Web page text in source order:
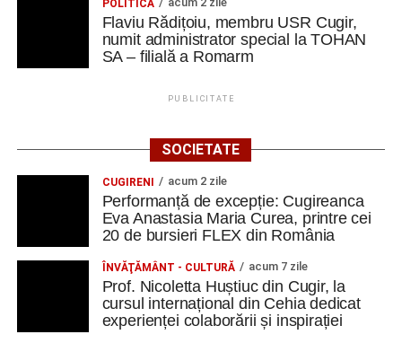
POLITICĂ
Flaviu Rădițoiu, membru USR Cugir,
numit administrator special la TOHAN
SA – filială a Romarm
PUBLICITATE
SOCIETATE
CUGIRENI acum 2 zile
Performanță de excepție: Cugireanca
Eva Anastasia Maria Curea, printre cei
20 de bursieri FLEX din România
ÎNVĂŢĂMÂNT - CULTURĂ acum 7 zile
Prof. Nicoletta Huștiuc din Cugir, la
cursul internațional din Cehia dedicat
experienței colaborării și inspirației